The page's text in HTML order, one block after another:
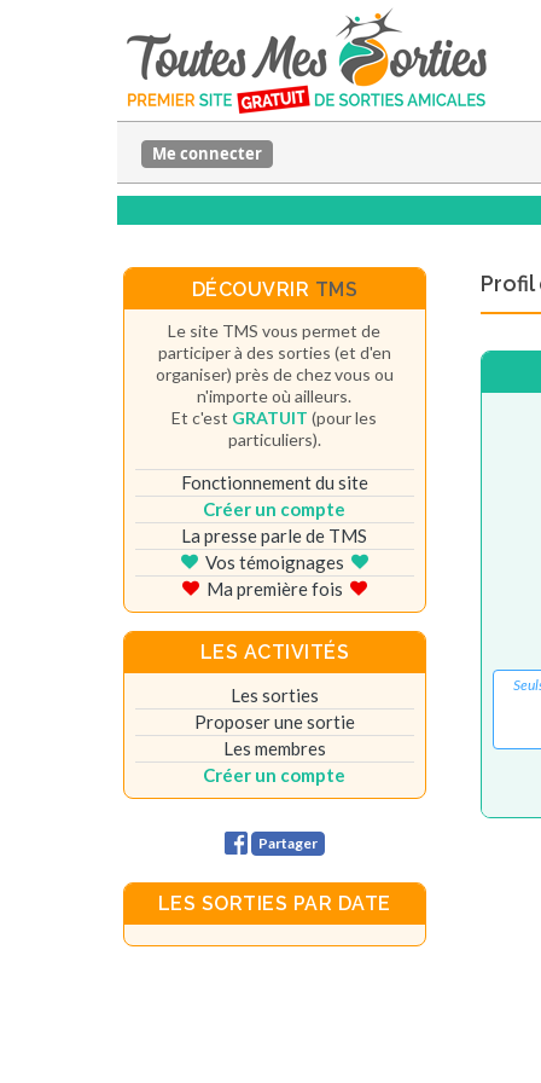
Me connecter
DÉCOUVRIR TMS
Le site TMS vous permet de
participer à des sorties (et d'en
organiser) près de chez vous ou
n'importe où ailleurs.
Et c'est GRATUIT (pour les
particuliers).
Fonctionnement du site
Créer un compte
La presse parle de TMS
Vos témoignages
Ma première fois
LES ACTIVITÉS
Les sorties
Proposer une sortie
Les membres
Créer un compte
Partager
LES SORTIES PAR DATE